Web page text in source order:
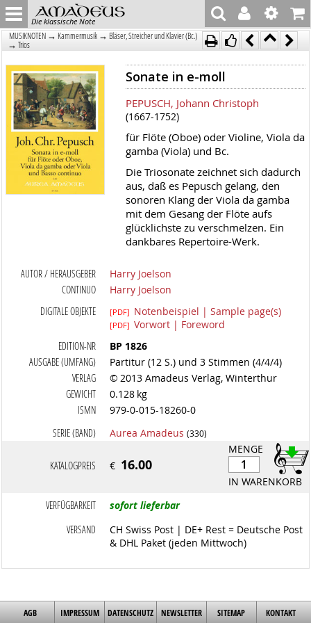
Die klassische Note
MUSIKNOTEN → Kammermusik → Bläser, Streicher und Klavier (Bc.)
→ Trios
Sonate in e-moll
PEPUSCH, Johann Christoph
(1667-1752)
für Flöte (Oboe) oder Violine, Viola da
gamba (Viola) und Bc.
Die Triosonate zeichnet sich dadurch
aus, daß es Pepusch gelang, den
sonoren Klang der Viola da gamba
mit dem Gesang der Flöte aufs
glücklichste zu verschmelzen. Ein
dankbares Repertoire-Werk.
AUTOR / HERAUSGEBER
Harry Joelson
CONTINUO
Harry Joelson
DIGITALE OBJEKTE
[PDF] Notenbeispiel | Sample page(s)
[PDF] Vorwort | Foreword
EDITION-NR
BP 1826
AUSGABE (UMFANG)
Partitur (12 S.) und 3 Stimmen (4/4/4)
VERLAG
© 2013 Amadeus Verlag, Winterthur
GEWICHT
0.128 kg
ISMN
979-0-015-18260-0
SERIE (BAND)
Aurea Amadeus (330)
MENGE
IN WARENKORB
KATALOGPREIS € 16.00
VERFÜGBARKEIT
sofort lieferbar
VERSAND
CH Swiss Post | DE+ Rest = Deutsche Post
& DHL Paket (jeden Mittwoch)
AGB IMPRESSUM DATENSCHUTZ NEWSLETTER SITEMAP KONTAKT